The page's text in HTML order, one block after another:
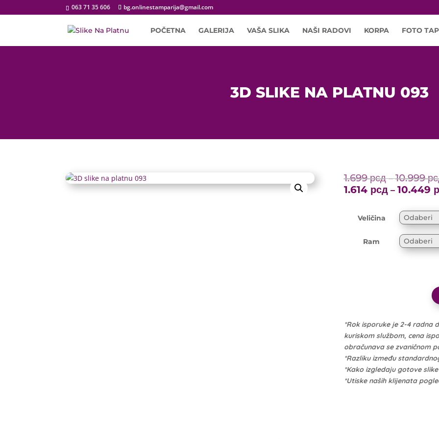
063 71 35 606 bg.onlinestamparija@gmail.com
POČETNA GALERIJA VAŠA SLIKA NAŠI RADOVI KORPA FOTO
3D SLIKE NA PLATNU 093
1.699рсд – 10.999
1.614 рсд – 10.449
Veličina
Ram
*Rok isporuke je 2-4 radna
kuriskom službom, cena
obračunava se zvaničnom
*Razliku između
*Kako izgledaju gotove
*Utiske naših klijenata